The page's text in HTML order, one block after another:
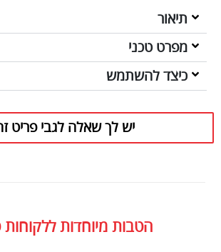
תיאור
מפרט טכני
כיצד להשתמש
יש לך שאלה לגבי פריט
הטבות מיוחדות ללקוחות